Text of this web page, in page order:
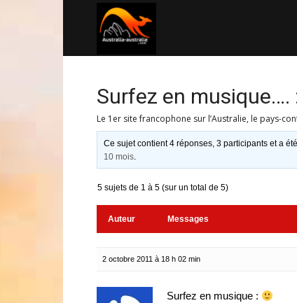
Surfez en musique….
Le 1er site francophone sur l’Australie, le pays-
Ce sujet contient 4 réponses, 3 participants et a
10 mois.
5 sujets de 1 à 5 (sur un total de 5)
Auteur Messages
2 octobre 2011 à 18 h 02 min
Surfez en musique :